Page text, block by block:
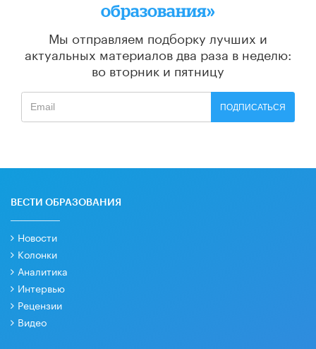
образования»
Мы отправляем подборку лучших и
актуальных материалов два раза в неделю:
во вторник и пятницу
ПОДПИСАТЬСЯ
ВЕСТИ ОБРАЗОВАНИЯ
Новости
Колонки
Аналитика
Интервью
Рецензии
Видео